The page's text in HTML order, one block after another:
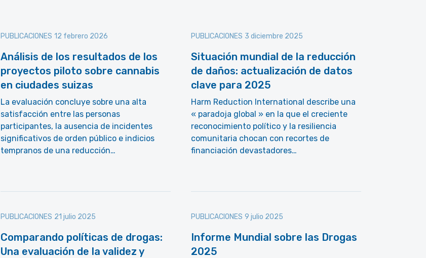
PUBLICACIONES 12 febrero 2026
Análisis de los resultados de los
proyectos piloto sobre cannabis
en ciudades suizas
La evaluación concluye sobre una alta
satisfacción entre las personas
participantes, la ausencia de incidentes
significativos de orden público e indicios
tempranos de una reducción…
PUBLICACIONES 3 diciembre 2025
Situación mundial de la reducción
de daños: actualización de datos
clave para 2025
Harm Reduction International describe una
« paradoja global » en la que el creciente
reconocimiento político y la resiliencia
comunitaria chocan con recortes de
financiación devastadores…
PUBLICACIONES 21 julio 2025
Comparando políticas de drogas:
Una evaluación de la validez y
PUBLICACIONES 9 julio 2025
Informe Mundial sobre las Drogas
2025